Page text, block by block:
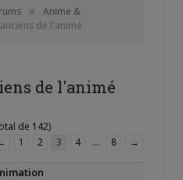
»
Anime &
de l'animé
de l'animé
de 142)
1 2 3 4 … 8 →